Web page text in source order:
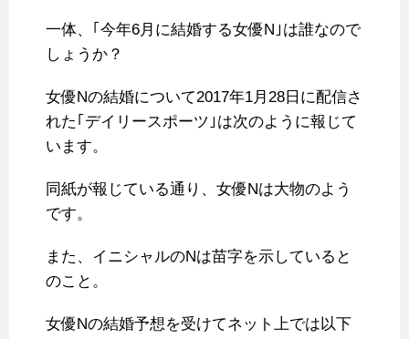
一体、｢今年6月に結婚する女優N｣は誰なので
しょうか？
女優Nの結婚について2017年1月28日に配信さ
れた｢デイリースポーツ｣は次のように報じて
います。
同紙が報じている通り、女優Nは大物のよう
です。
また、イニシャルのNは苗字を示していると
のこと。
女優Nの結婚予想を受けてネット上では以下